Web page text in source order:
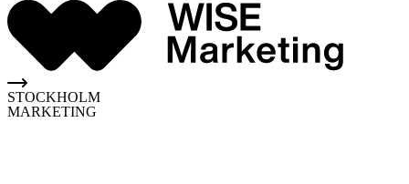
STOCKHOLM
MARKETING